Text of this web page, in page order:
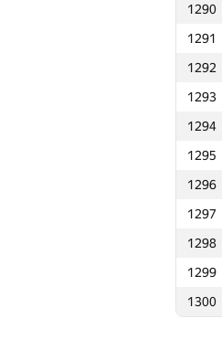
1290
1291
1292
1293
1294
1295
1296
1297
1298
1299
1300
1267
1268
1269
1270
1271
1272
1273
1274
1275
1276
1277